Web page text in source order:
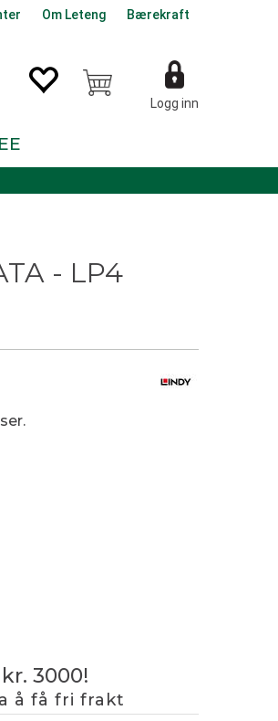
Om Leteng Bærekraft
Logg inn
- LP4
3000!
å få fri frakt